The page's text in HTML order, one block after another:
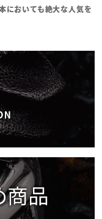
においても絶大な人気を